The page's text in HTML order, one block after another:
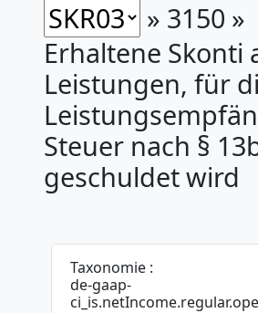
» 3150 »
Erhaltene Skonti
Leistungen, für
Steuer nach §
geschuldet wird
Taxonomie :
de-gaap-